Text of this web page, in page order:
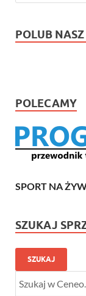
POLUB
POLECAMY
SPORT NA
SZUKAJ
SZUKAJ